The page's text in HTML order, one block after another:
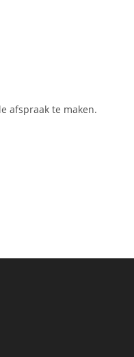
afspraak te maken.